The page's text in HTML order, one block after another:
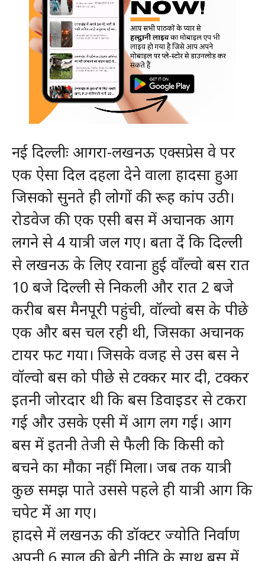
नई दिल्लीः आगरा-लखनऊ एक्सप्रेस वे पर
एक ऐसा दिल दहला देने वाला हादसा हुआ
जिसको सुनते ही लोगों की रूह कांप उठी।
रोडवेज की एक एसी बस में अचानक आग
लगने से 4 यात्री जल गए। बता दें कि दिल्ली
से लखनऊ के लिए रवाना हुई वॉंल्वो बस रात
10 बजे दिल्ली से निकली और रात 2 बजे
करीब बस मैनपूरी पहुंची, वॉल्वो बस के पीछे
एक और बस चल रही थी, जिसका अचानक
टायर फट गया। जिसके वजह से उस बस ने
वॉल्वो बस को पीछे से टक्कर मार दी, टक्कर
इतनी जोरदार थी कि बस डिवाइडर से टकरा
गई और उसके एसी में आग लग गई। आग
बस में इतनी तेजी से फैली कि किसी को
बचने का मौका नहीं मिला। जब तक यात्री
कुछ समझ पाते उससे पहले ही यात्री आग कि
चपेट में आ गए।
हादसे में लखनऊ की डॉक्टर ज्योति निर्वाण
अपनी 6 साल की बेटी नीति के साथ बस में